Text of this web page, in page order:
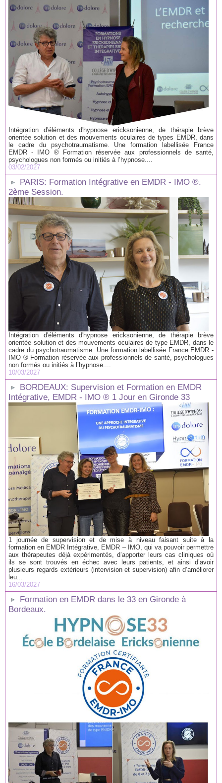
Intégration d'éléments d'hypnose ericksonienne, de thérapie brève
orientée solution et des mouvements oculaires de types EMDR, dans
le cadre du psychotraumatisme. Une formation labellisée France
EMDR - IMO ® Formation réservée aux professionnels de santé,
psychologues non formés ou initiés à l’hypnose....
03/02/2027
PARIS: Formation Intégrative en EMDR - IMO ®.
2ème Session.
Intégration d'éléments d'hypnose ericksonienne, de thérapie brève
orientée solution et des mouvements oculaires de type EMDR, dans le
cadre du psychotraumatisme. Une formation labellisée France EMDR -
IMO ® Formation réservée aux professionnels de santé, psychologues
non formés ou initiés à l’hypnose....
10/03/2027
BORDEAUX: Supervision et Formation en EMDR
Intégrative, EMDR - IMO ® 1 Jour en Gironde 33
1 journée de supervision et de mise à niveau faisant suite à la
formation en EMDR Intégrative, EMDR – IMO, qui va pouvoir permettre
aux thérapeutes déjà expérimentés, d’apporter leurs cas cliniques où
ils se sont trouvés en échec avec leurs patients, et ainsi d’avoir
plusieurs regards extérieurs (intervision et supervision) afin d’améliorer
leu...
16/03/2027
Formation en EMDR dans le 33 en Gironde à
Bordeaux.